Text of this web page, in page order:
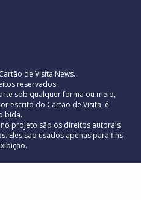
de Visita News.
reservados.
sob qualquer forma ou meio,
escrito do Cartão de Visita, é
projeto são os direitos autorais
Eles são usados ​​apenas para fins